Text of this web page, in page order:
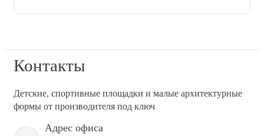
Контакты
Детские, спортивные площадки и малые архитектурные
формы от производителя под ключ
Адрес офиса